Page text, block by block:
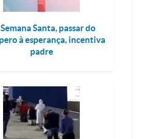
Semana Santa, passar do
à esperança, incentiva
padre